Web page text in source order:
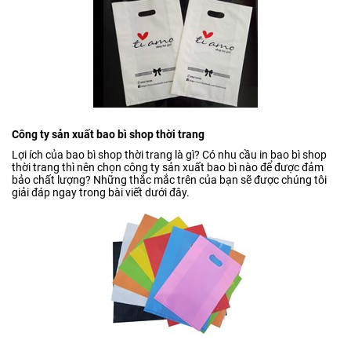
Công ty sản xuất bao bì shop thời trang
Lợi ích của bao bì shop thời trang là gì? Có nhu cầu in bao bì shop
thời trang thì nên chọn công ty sản xuất bao bì nào để được đảm
bảo chất lượng? Những thắc mắc trên của bạn sẽ được chúng tôi
giải đáp ngay trong bài viết dưới đây.